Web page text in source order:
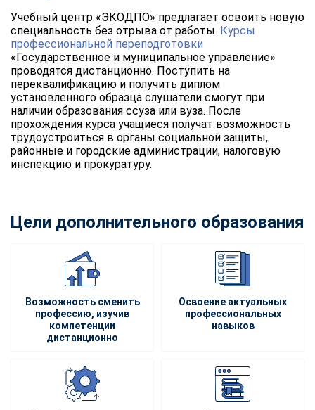
Учебный центр «ЭКОДПО» предлагает освоить новую
специальность без отрыва от работы. Курсы
профессиональной переподготовки
«Государственное и муниципальное управление»
проводятся дистанционно. Поступить на
переквалификацию и получить диплом
установленного образца слушатели смогут при
наличии образования ссуза или вуза. После
прохождения курса учащиеся получат возможность
трудоустроиться в органы социальной защиты,
районные и городские администрации, налоговую
инспекцию и прокуратуру.
Цели дополнительного образования
Возможность сменить
профессию, изучив
компетенции
дистанционно
Освоение актуальных
профессиональных
навыков